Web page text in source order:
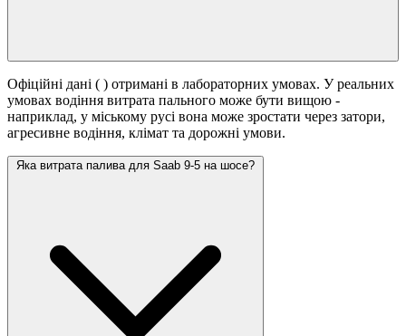
Офіційні дані ( ) отримані в лабораторних умовах. У реальних
умовах водіння витрата пального може бути вищою -
наприклад, у міському русі вона може зростати через затори,
агресивне водіння, клімат та дорожні умови.
Яка витрата палива для Saab 9-5 на шосе?